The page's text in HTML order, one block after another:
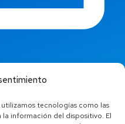
utilizamos tecnologías como las
información del dispositivo. El